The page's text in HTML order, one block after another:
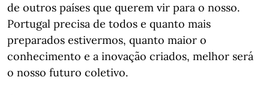
de outros países que querem vir para o nosso.
Portugal precisa de todos e quanto mais
preparados estivermos, quanto maior o
conhecimento e a inovação criados, melhor será
o nosso futuro coletivo.